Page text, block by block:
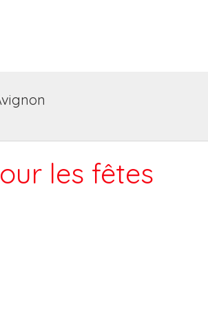
les fêtes